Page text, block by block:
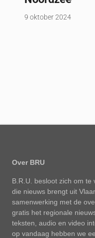
9 oktober 2024
Over BRU
B.R.U. besloot zich om
die nieuws brengt uit
samenwerking met de
gratis het regionale
teksten, audio en video
op vandaag hebben we